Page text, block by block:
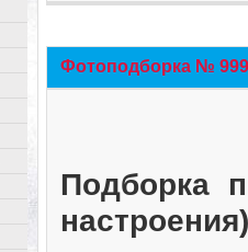
Фотоподборка №
Подборка